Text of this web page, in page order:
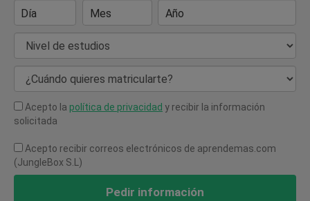
Día
Mes Año
Nivel de estudios
¿Cuándo quieres matricularte?
Acepto la política de privacidad y recibir la información
solicitada
Acepto recibir correos electrónicos de aprendemas.com
(JungleBox S.L)
Pedir información